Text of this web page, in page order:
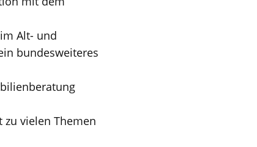
Alt- und
bundesweiteres
vielen Themen